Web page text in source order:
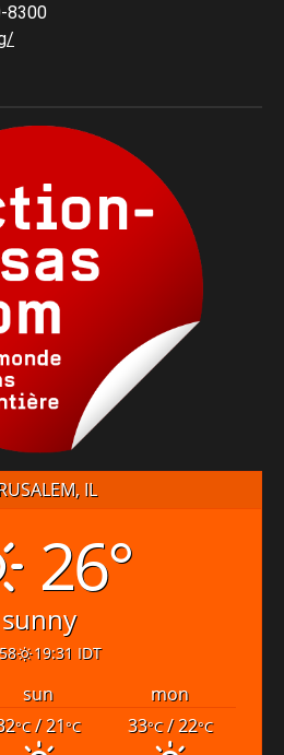
8300
IL
26°
sunny
19:31 IDT
sun
mon
°C/ 21°C 33°C/ 22°C